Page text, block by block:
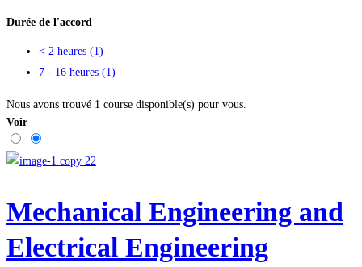
Durée de l'accord
< 2 heures (1)
7 - 16 heures (1)
Nous avons trouvé 1 course disponible(s) pour vous.
Voir
Mechanical Engineering and
Electrical Engineering